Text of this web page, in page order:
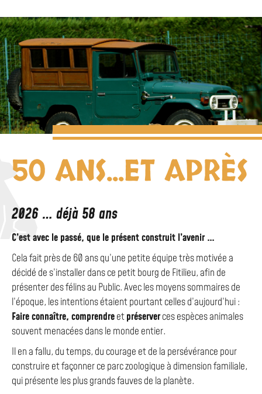
50 ANS...ET APRÈS
2026 … déjà 58 ans
C’est avec le passé, que le présent construit l’avenir …
Cela fait près de 60 ans qu’une petite équipe très motivée a
décidé de s’installer dans ce petit bourg de Fitilieu, afin de
présenter des félins au Public. Avec les moyens sommaires de
l’époque, les intentions étaient pourtant celles d’aujourd’hui :
Faire connaître, comprendreetpréserverces espèces animales
souvent menacées dans le monde entier.
Il en a fallu, du temps, du courage et de la persévérance pour
construire et façonner ce parc zoologique à dimension familiale,
qui présente les plus grands fauves de la planète.